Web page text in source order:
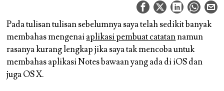
Pada tulisan tulisan sebelumnya saya telah sedikit banyak
membahas mengenaiaplikasi pembuat catatannamun
rasanya kurang lengkap jika saya tak mencoba untuk
membahas aplikasi Notes bawaan yang ada di iOS dan
juga OS X.